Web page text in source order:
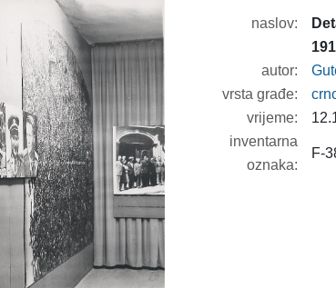
naslov:
autor:
vrsta građe:
vrijeme:
inventarna
oznaka:
F-